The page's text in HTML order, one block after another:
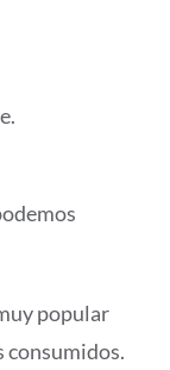
popular
consumidos.